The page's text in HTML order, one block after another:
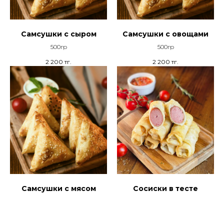
Самсушки с сыром
500гр
2 200 тг.
Самсушки с овощами
500гр
2 200 тг.
Самсушки с мясом Сосиски в тесте